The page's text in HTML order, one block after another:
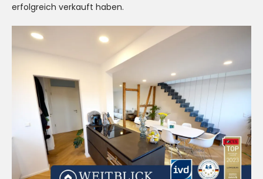
erfolgreich verkauft haben.